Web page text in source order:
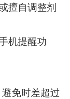
擅自调整剂
机提醒功
免时差超过